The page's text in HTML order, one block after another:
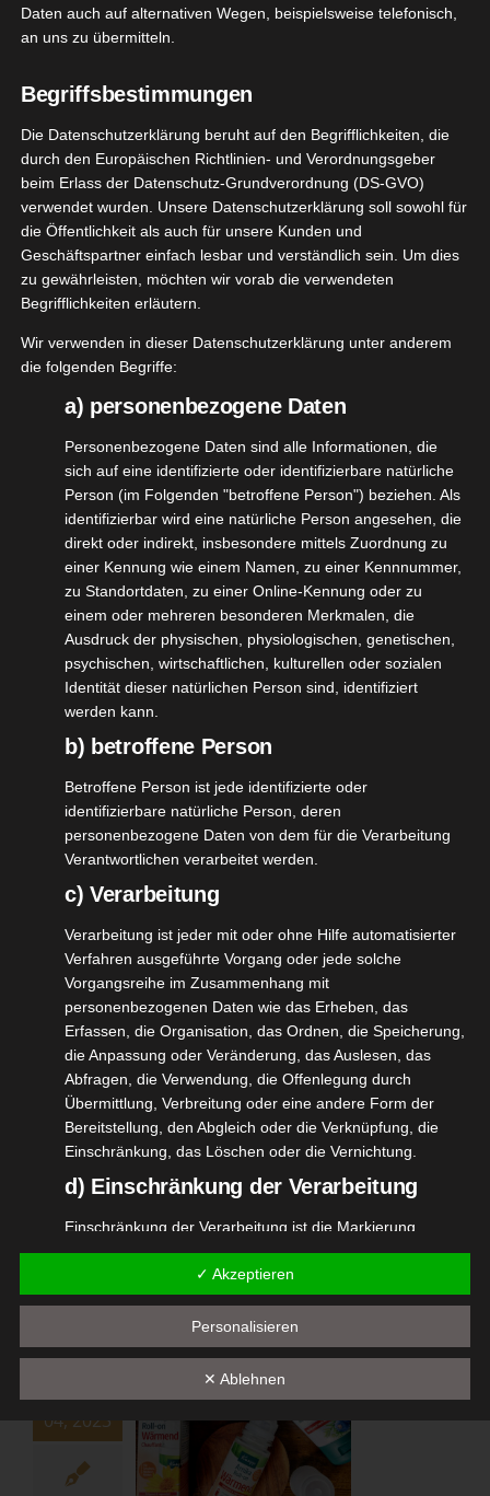
Wellness
Die neuen Seifen von Kneipp
Vegan,Wellness
Weiterlesen
9
10, 2023
mehr
Kneipp
VIP Pflege
Noch mehr Herbstneuheiten von
Kneipp
Oktober 9, 2023 | Bad,Gesundheit,Haut,Kneipp VIP, Pflege,
Produktvorstellungen,Vegan ,Wellness
Weiterlesen
14
09, 2023
Kneipp
Kneipp VIP
Wohlfühlduschen mit Kneipp
September 14, 2023 | Gesundheit,Kneipp VIP ,Pflege,
Produktvorstellungen, Vegan,Wellness
31
05, 2023
Kneipp
Haut
Lifestyle
Schöne Sommerfüße mit Kneipp
Mai 31, 2023 Gesundheit Lifestyle
Pflege,Produktvorstellungen,Vegan,Wellness
25
04, 2023
on`s
Kneipp VIP
Daten auch auf alternativen Wegen, beispielsweise telefonisch,
an uns zu übermitteln.
Begriffsbestimmungen
Die Datenschutzerklärung beruht auf den Begrifflichkeiten, die
durch den Europäischen Richtlinien- und Verordnungsgeber
beim Erlass der Datenschutz-Grundverordnung (DS-GVO)
verwendet wurden. Unsere Datenschutzerklärung soll sowohl für
die Öffentlichkeit als auch für unsere Kunden und
Geschäftspartner einfach lesbar und verständlich sein. Um dies
zu gewährleisten, möchten wir vorab die verwendeten
Begrifflichkeiten erläutern.
Wir verwenden in dieser Datenschutzerklärung unter anderem
die folgenden Begriffe:
a) personenbezogene Daten
Personenbezogene Daten sind alle Informationen, die
sich auf eine identifizierte oder identifizierbare natürliche
Person (im Folgenden "betroffene Person") beziehen. Als
identifizierbar wird eine natürliche Person angesehen, die
direkt oder indirekt, insbesondere mittels Zuordnung zu
einer Kennung wie einem Namen, zu einer Kennnummer,
zu Standortdaten, zu einer Online-Kennung oder zu
einem oder mehreren besonderen Merkmalen, die
Ausdruck der physischen, physiologischen, genetischen,
psychischen, wirtschaftlichen, kulturellen oder sozialen
Identität dieser natürlichen Person sind, identifiziert
werden kann.
b) betroffene Person
Betroffene Person ist jede identifizierte oder
identifizierbare natürliche Person, deren
personenbezogene Daten von dem für die Verarbeitung
Verantwortlichen verarbeitet werden.
c) Verarbeitung
Verarbeitung ist jeder mit oder ohne Hilfe automatisierter
Verfahren ausgeführte Vorgang oder jede solche
Vorgangsreihe im Zusammenhang mit
personenbezogenen Daten wie das Erheben, das
Erfassen, die Organisation, das Ordnen, die Speicherung,
die Anpassung oder Veränderung, das Auslesen, das
Abfragen, die Verwendung, die Offenlegung durch
Übermittlung, Verbreitung oder eine andere Form der
Bereitstellung, den Abgleich oder die Verknüpfung, die
Einschränkung, das Löschen oder die Vernichtung.
d) Einschränkung der Verarbeitung
Einschränkung der Verarbeitung ist die Markierung
gespeicherter personenbezogener Daten mit dem Ziel,
ihre künftige Verarbeitung einzuschränken.
e) Profiling
Profiling ist jede Art der automatisierten Verarbeitung
personenbezogener Daten, die darin besteht, dass diese
personenbezogenen Daten verwendet werden, um
bestimmte persönliche Aspekte, die sich auf eine
natürliche Person beziehen, zu bewerten, insbesondere,
um Aspekte bezüglich Arbeitsleistung, wirtschaftlicher
✓ Akzeptieren
Personalisieren
✕ Ablehnen